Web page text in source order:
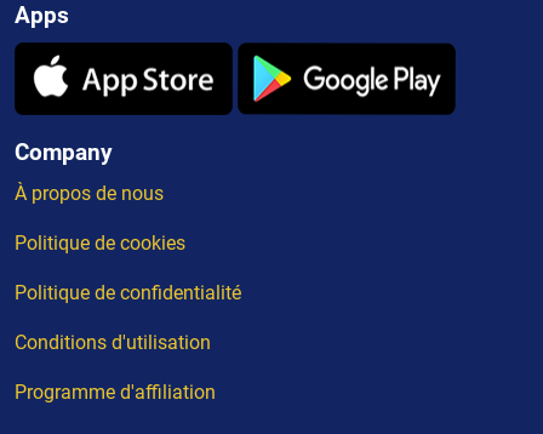
Apps
Company
À propos de nous
Politique de cookies
Politique de confidentialité
Conditions d'utilisation
Programme d'affiliation